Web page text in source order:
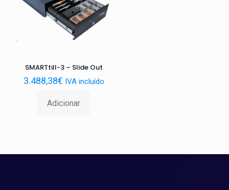
SMARTtill-3 – Slide Out
3.488,38€ IVA incluído
Adicionar